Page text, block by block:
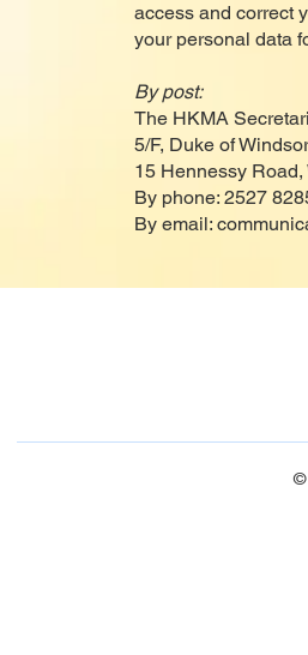
access and correct
your personal data
By post:
The HKMA
5/F, Duke of
15 Hennessy Road,
By phone: 2527
By email:
©